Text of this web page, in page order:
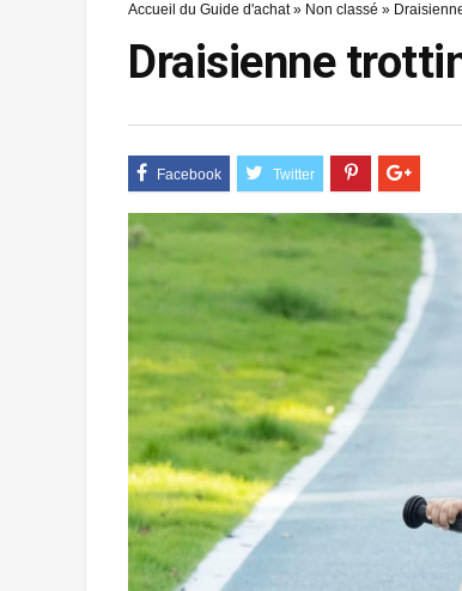
Accueil du Guide d'achat» Non classé »
Draisienne